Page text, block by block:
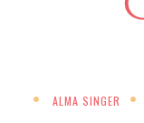
ALMA SINGER